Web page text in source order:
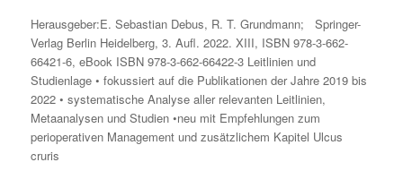
Herausgeber:E. Sebastian Debus, R. T. Grundmann; Springer-
Verlag Berlin Heidelberg, 3. Aufl. 2022. XIII, ISBN 978-3-662-
66421-6, eBook ISBN 978-3-662-66422-3 Leitlinien und
Studienlage • fokussiert auf die Publikationen der Jahre 2019 bis
2022 • systematische Analyse aller relevanten Leitlinien,
Metaanalysen und Studien •neu mit Empfehlungen zum
perioperativen Management und zusätzlichem Kapitel Ulcus
cruris